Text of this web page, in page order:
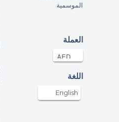
الموسمية
العملة
اللغة
English